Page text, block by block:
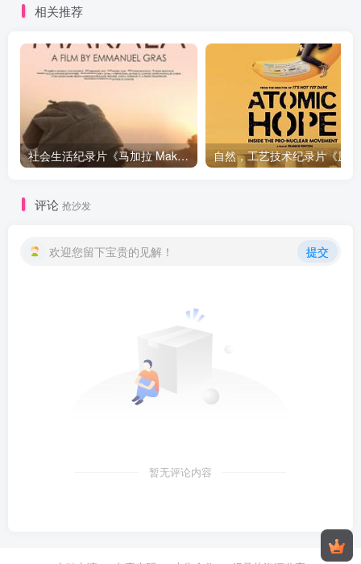
相关推荐
社会生活纪录片《马加拉 Makala》下载
评论 抢沙发
欢迎您留下宝贵的见解！ 提交
暂无评论内容